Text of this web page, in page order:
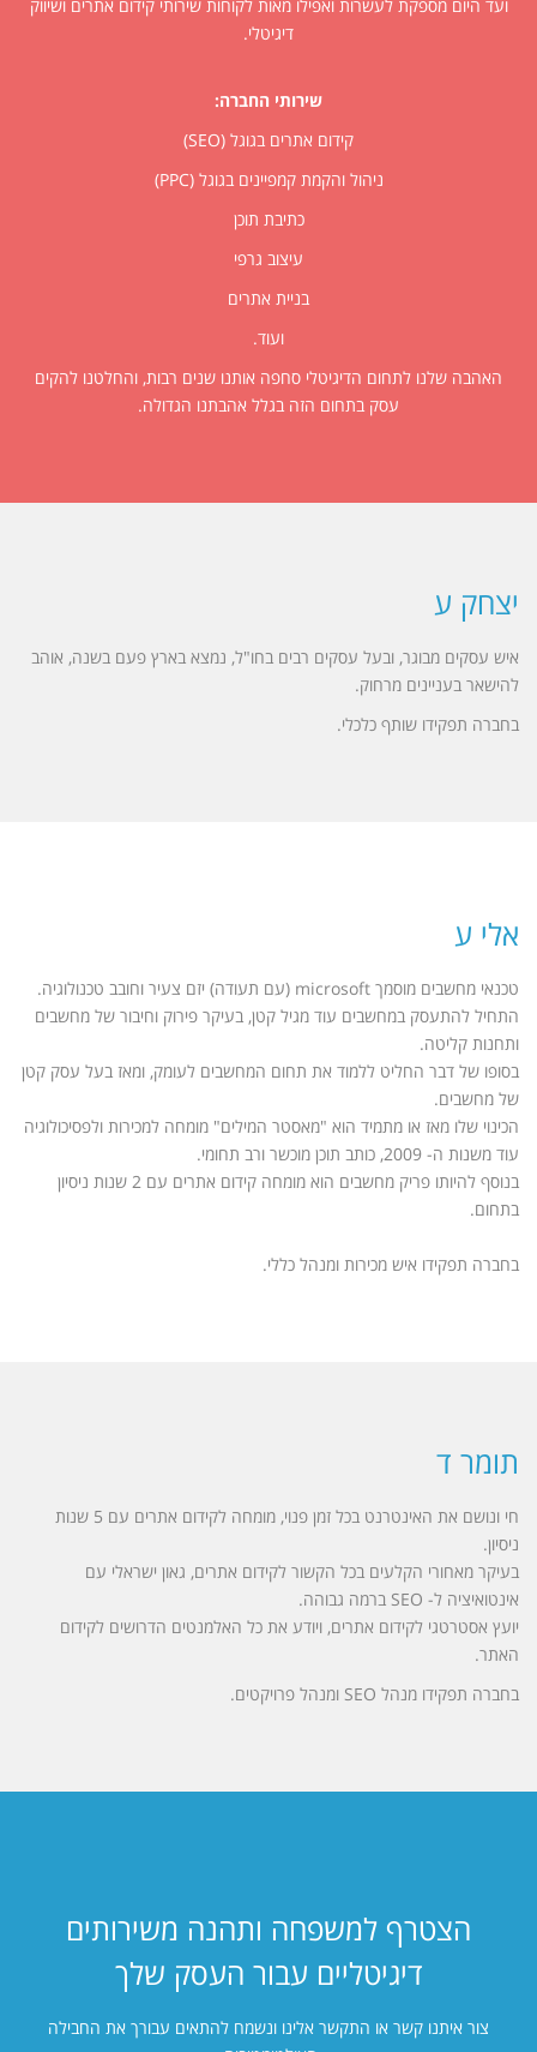
ועד היום מספקת לעשרות ואפילו מאות לקוחות שירותי קידום אתרים ושיווק
דיגיטלי.
שירותי החברה:
קידום אתרים בגוגל (SEO)
ניהול והקמת קמפיינים בגוגל (PPC)
כתיבת תוכן
עיצוב גרפי
בניית אתרים
ועוד.
האהבה שלנו לתחום הדיגיטלי סחפה אותנו שנים רבות, והחלטנו להקים
עסק בתחום הזה בגלל אהבתנו הגדולה.
יצחק ע
איש עסקים מבוגר, ובעל עסקים רבים בחו"ל, נמצא בארץ פעם בשנה, אוהב
להישאר בעניינים מרחוק.
בחברה תפקידו שותף כלכלי.
אלי ע
טכנאי מחשבים מוסמך microsoft (עם תעודה) יזם צעיר וחובב טכנולוגיה.
התחיל להתעסק במחשבים עוד מגיל קטן, בעיקר פירוק וחיבור של מחשבים
ותחנות קליטה.
בסופו של דבר החליט ללמוד את תחום המחשבים לעומק, ומאז בעל עסק קטן
של מחשבים.
הכינוי שלו מאז או מתמיד הוא "מאסטר המילים" מומחה למכירות ולפסיכולוגיה
עוד משנות ה- 2009, כותב תוכן מוכשר ורב תחומי.
בנוסף להיותו פריק מחשבים הוא מומחה קידום אתרים עם 2 שנות ניסיון
בתחום.
בחברה תפקידו איש מכירות ומנהל כללי.
תומר ד
חי ונושם את האינטרנט בכל זמן פנוי, מומחה לקידום אתרים עם 5 שנות
ניסיון.
בעיקר מאחורי הקלעים בכל הקשור לקידום אתרים, גאון ישראלי עם
אינטואיציה ל- SEO ברמה גבוהה.
יועץ אסטרטגי לקידום אתרים, ויודע את כל האלמנטים הדרושים לקידום
האתר.
בחברה תפקידו מנהל SEO ומנהל פרויקטים.
הצטרף למשפחה ותהנה משירותים
דיגיטליים עבור העסק שלך
צור איתנו קשר או התקשר אלינו ונשמח להתאים עבורך את החבילה